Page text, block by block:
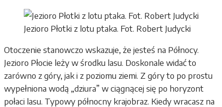
Jezioro Płotki z lotu ptaka. Fot. Robert Judycki
Otoczenie stanowczo wskazuje, że jesteś na Północy.
Jezioro Płocie leży w środku lasu. Doskonale widać to
zarówno z góry, jak i z poziomu ziemi. Z góry to po prostu
wypełniona wodą „dziura” w ciągnącej się po horyzont
połaci lasu. Typowy północny krajobraz. Kiedy wracasz na